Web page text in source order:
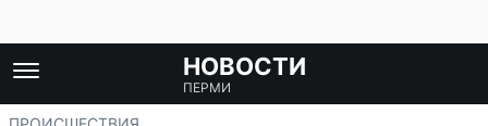
НОВОСТИ
ПЕРМИ